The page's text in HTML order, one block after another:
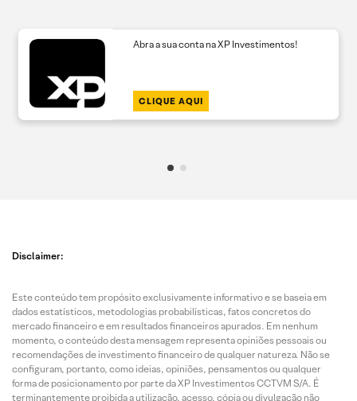
Abra a sua conta na XP Investimentos!
CLIQUE AQUI
Disclaimer:
Este conteúdo tem propósito exclusivamente informativo e se baseia em
dados estatísticos, metodologias probabilísticas, fatos concretos do
mercado financeiro e em resultados financeiros apurados. Em nenhum
momento, o conteúdo desta mensagem representa opiniões pessoais ou
recomendações de investimento financeiro de qualquer natureza. Não se
configuram, portanto, como ideias, opiniões, pensamentos ou qualquer
forma de posicionamento por parte da XP Investimentos CCTVM S/A. É
terminantemente proibida a utilização, acesso, cópia ou divulgação não